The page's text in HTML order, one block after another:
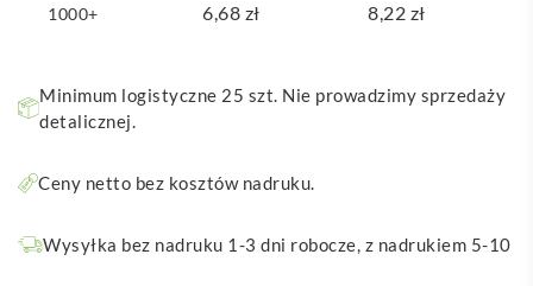
1000+ 6,68 zł 8,22 zł
Minimum logistyczne 25 szt. Nie prowadzimy sprzedaży
detalicznej.
Ceny netto bez kosztów nadruku.
Wysyłka bez nadruku 1-3 dni robocze, z nadrukiem 5-10